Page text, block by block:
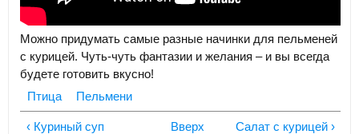
Можно придумать самые разные начинки для пельменей
с курицей. Чуть-чуть фантазии и желания – и вы всегда
будете готовить вкусно!
Птица
Пельмени
‹ Куриный суп Вверх Салат с курицей ›